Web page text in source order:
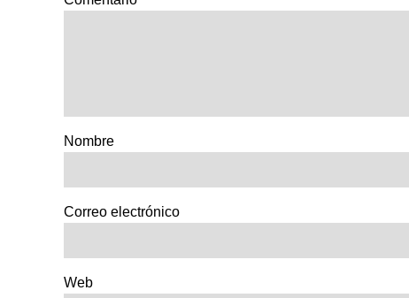
Nombre
Correo electrónico
Web